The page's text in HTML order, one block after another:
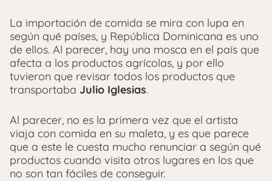
La importación de comida se mira con lupa en
según qué países, y República Dominicana es uno
de ellos. Al parecer, hay una mosca en el país que
afecta a los productos agrícolas, y por ello
tuvieron que revisar todos los productos que
transportaba Julio Iglesias.
Al parecer, no es la primera vez que el artista
viaja con comida en su maleta, y es que parece
que a este le cuesta mucho renunciar a según qué
productos cuando visita otros lugares en los que
no son tan fáciles de conseguir.